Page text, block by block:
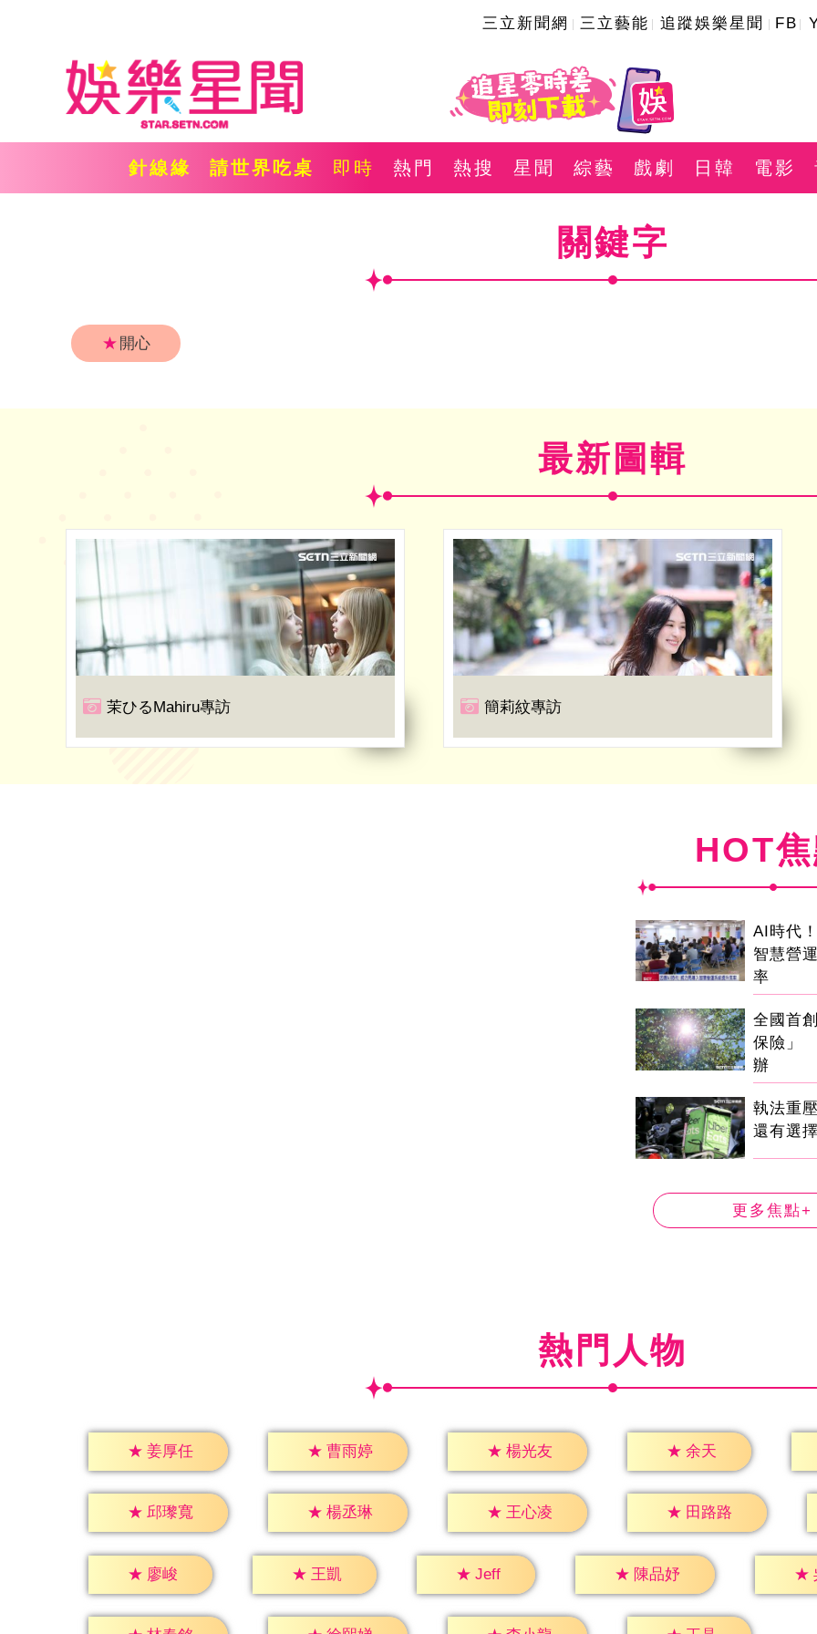
三立新聞網 三立藝能 追蹤娛樂星聞 FB
針線緣 請世界吃桌 即時 熱門 熱搜 星聞 綜藝 戲劇 日韓 電影
關鍵字
★ 開心
最新圖輯
茉ひるMahiru專訪 簡莉紋專訪
HOT
AI時代
智慧營
率
全國首
保險」
辦
執法重
還有選
更多焦點+
熱門人物
★ 姜厚任 ★ 曹雨婷 ★ 楊光友 ★ 余天
★ 邱瓈寬 ★ 楊丞琳 ★ 王心凌 ★ 田路路
★ 廖峻 ★ 王凱 ★ Jeff ★ 陳品妤 ★